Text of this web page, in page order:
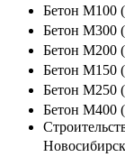
Бетон М100
Бетон М300
Бетон М200
Бетон М150
Бетон М250
Бетон М400